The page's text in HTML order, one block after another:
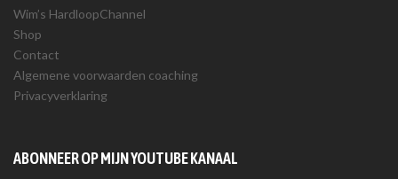
Wim’s HardloopChannel
Shop
Contact
Algemene voorwaarden coaching
Privacyverklaring
ABONNEER OP MIJN YOUTUBE KANAAL